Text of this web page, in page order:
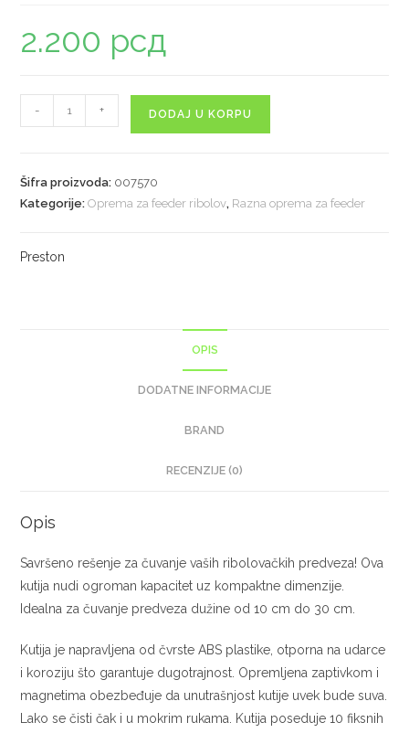
2.200 рсд
- + DODAJ U KORPU
Šifra proizvoda: 007570
Kategorije:Oprema za feeder ribolov, Razna oprema za feeder
Preston
OPIS
DODATNE INFORMACIJE
BRAND
RECENZIJE (0)
Opis
Savršeno rešenje za čuvanje vaših ribolovačkih predveza! Ova
kutija nudi ogroman kapacitet uz kompaktne dimenzije.
Idealna za čuvanje predveza dužine od 10 cm do 30 cm.
Kutija je napravljena od čvrste ABS plastike, otporna na udarce
i koroziju što garantuje dugotrajnost. Opremljena zaptivkom i
magnetima obezbeđuje da unutrašnjost kutije uvek bude suva.
Lako se čisti čak i u mokrim rukama. Kutija poseduje 10 fiksnih